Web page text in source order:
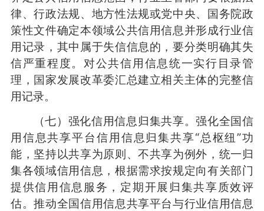
律、行政法规、地方性法规或党中央、国务院政
策性文件确定本领域公共信用信息并形成行业信
用记录，其中属于失信信息的，要分类明确其失
信严重程度。对公共信用信息统一实行目录管
理，国家发展改革委汇总建立相关主体的完整信
用记录。
（七）强化信用信息归集共享。强化全国信
用信息共享平台信用信息归集共享“总枢纽”功
能，坚持以共享为原则、不共享为例外，统一归
集各领域信用信息，根据需求按规定向有关部门
提供信用信息服务，定期开展归集共享质效评
估。推动全国信用信息共享平台与行业信用信息